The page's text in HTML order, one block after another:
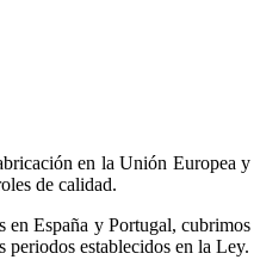
en la Unión Europea y
de calidad.
en España y Portugal, cubrimos
periodos establecidos en la Ley.